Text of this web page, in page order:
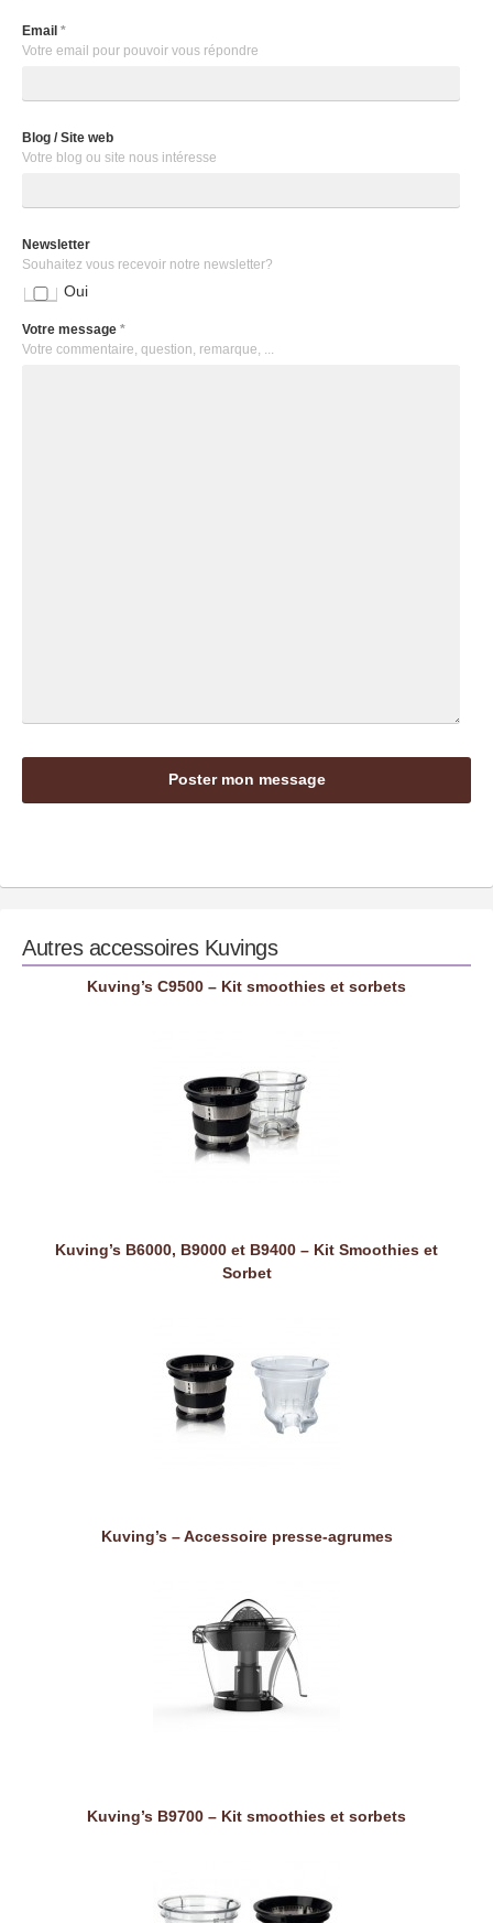
Email *
Votre email pour pouvoir vous répondre
Blog / Site web
Votre blog ou site nous intéresse
Newsletter
Souhaitez vous recevoir notre newsletter?
Oui
Votre message *
Votre commentaire, question, remarque, ...
Autres accessoires Kuvings
Kuving’s C9500 – Kit smoothies et sorbets
Kuving’s B6000, B9000 et B9400 – Kit Smoothies et
Sorbet
Kuving’s – Accessoire presse-agrumes
Kuving’s B9700 – Kit smoothies et sorbets